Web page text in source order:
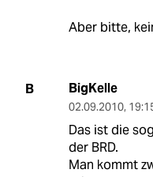
Aber bitte,
B BigKelle
02.09.2010,
Das ist die
der BRD.
Man kommt